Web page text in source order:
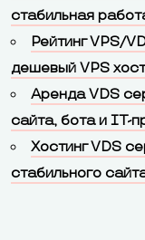
стабильная
Рейтинг VPS/
дешевый VPS
Аренда VDS
сайта, бота и IT-
Хостинг VDS
стабильного